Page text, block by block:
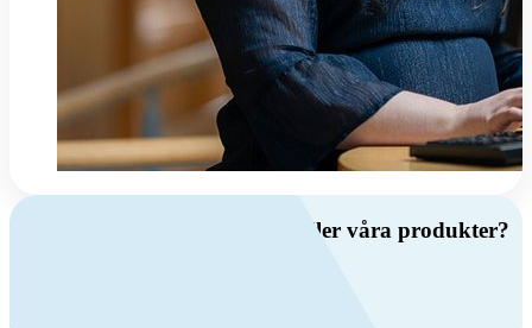
Har du frågor om ventilation eller våra produkter?